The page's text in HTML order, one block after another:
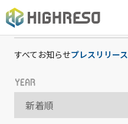
NEWS
CATEGORY
すべて お知らせプレスリリース
YEAR